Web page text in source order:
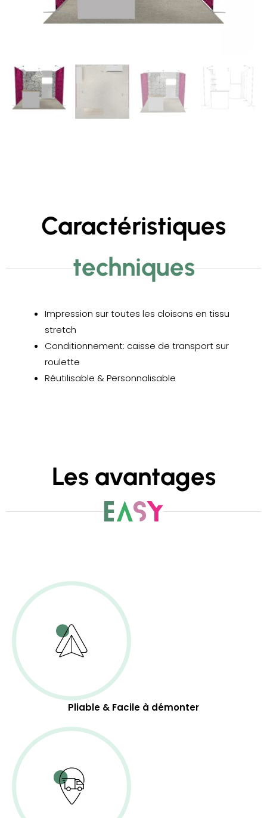
Caractéristiques
techniques
Impression sur toutes les cloisons en tissu
stretch
Conditionnement: caisse de transport sur
roulette
Réutilisable & Personnalisable
Les avantages
Pliable & Facile à démonter